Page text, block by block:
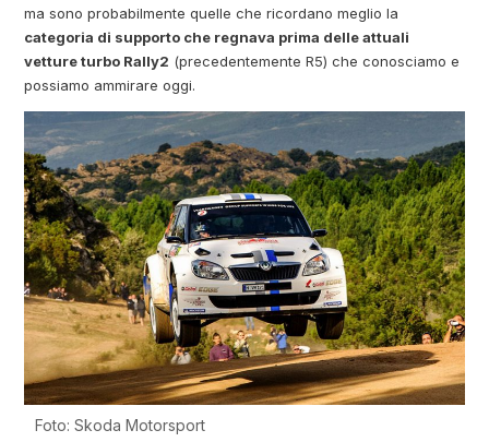
ma sono probabilmente quelle che ricordano meglio la
categoria di supporto che regnava prima delle attuali
vetture turbo Rally2 (precedentemente R5) che conosciamo e
possiamo ammirare oggi.
Foto: Skoda Motorsport